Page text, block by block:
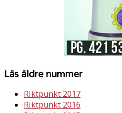
Läs äldre nummer
Riktpunkt 2017
Riktpunkt 2016